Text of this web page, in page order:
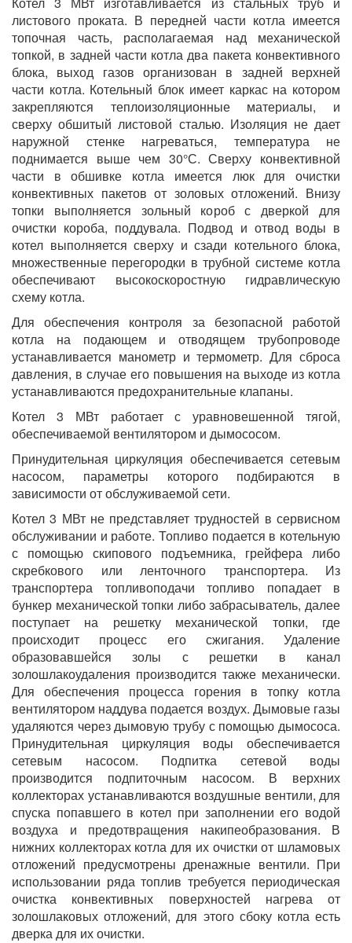
листового проката. В передней части котла имеется
топочная часть, располагаемая над механической
топкой, в задней части котла два пакета конвективного
блока, выход газов организован в задней верхней
части котла. Котельный блок имеет каркас на котором
закрепляются теплоизоляционные материалы, и
сверху обшитый листовой сталью. Изоляция не дает
наружной стенке нагреваться, температура не
поднимается выше чем 30°С. Сверху конвективной
части в обшивке котла имеется люк для очистки
конвективных пакетов от золовых отложений. Внизу
топки выполняется зольный короб с дверкой для
очистки короба, поддувала. Подвод и отвод воды в
котел выполняется сверху и сзади котельного блока,
множественные перегородки в трубной системе котла
обеспечивают высокоскоростную гидравлическую
схему котла.
Для обеспечения контроля за безопасной работой
котла на подающем и отводящем трубопроводе
устанавливается манометр и термометр. Для сброса
давления, в случае его повышения на выходе из котла
устанавливаются предохранительные клапаны.
Котел 3 МВт работает с уравновешенной тягой,
обеспечиваемой вентилятором и дымососом.
Принудительная циркуляция обеспечивается сетевым
насосом, параметры которого подбираются в
зависимости от обслуживаемой сети.
Котел 3 МВт не представляет трудностей в сервисном
обслуживании и работе. Топливо подается в котельную
с помощью скипового подъемника, грейфера либо
скребкового или ленточного транспортера. Из
транспортера топливоподачи топливо попадает в
бункер механической топки либо забрасыватель, далее
поступает на решетку механической топки, где
происходит процесс его сжигания. Удаление
образовавшейся золы с решетки в канал
золошлакоудаления производится также механически.
Для обеспечения процесса горения в топку котла
вентилятором наддува подается воздух. Дымовые газы
удаляются через дымовую трубу с помощью дымососа.
Принудительная циркуляция воды обеспечивается
сетевым насосом. Подпитка сетевой воды
производится подпиточным насосом. В верхних
коллекторах устанавливаются воздушные вентили, для
спуска попавшего в котел при заполнении его водой
воздуха и предотвращения накипеобразования. В
нижних коллекторах котла для их очистки от шламовых
отложений предусмотрены дренажные вентили. При
использовании ряда топлив требуется периодическая
очистка конвективных поверхностей нагрева от
золошлаковых отложений, для этого сбоку котла есть
дверка для их очистки.